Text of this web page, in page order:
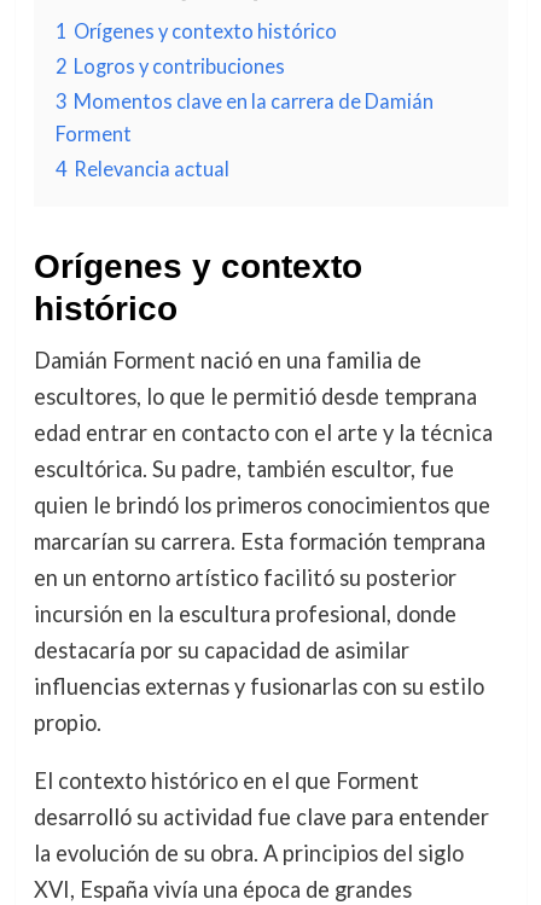
1 Orígenes y contexto histórico
2 Logros y contribuciones
3 Momentos clave en la carrera de Damián
Forment
4 Relevancia actual
Orígenes y contexto
histórico
Damián Forment nació en una familia de
escultores, lo que le permitió desde temprana
edad entrar en contacto con el arte y la técnica
escultórica. Su padre, también escultor, fue
quien le brindó los primeros conocimientos que
marcarían su carrera. Esta formación temprana
en un entorno artístico facilitó su posterior
incursión en la escultura profesional, donde
destacaría por su capacidad de asimilar
influencias externas y fusionarlas con su estilo
propio.
El contexto histórico en el que Forment
desarrolló su actividad fue clave para entender
la evolución de su obra. A principios del siglo
XVI, España vivía una época de grandes